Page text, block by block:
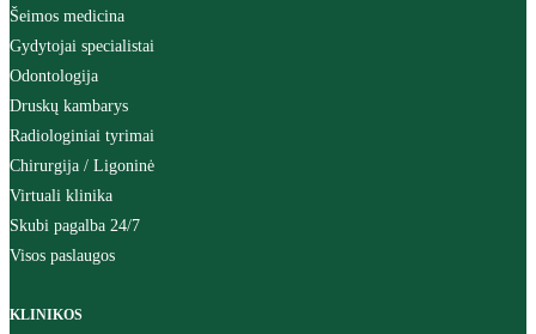
Šeimos medicina
Gydytojai specialistai
Odontologija
Druskų kambarys
Radiologiniai tyrimai
Chirurgija / Ligoninė
Virtuali klinika
Skubi pagalba 24/7
Visos paslaugos
KLINIKOS